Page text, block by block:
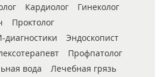
Кардиолог
Гинеколог
Проктолог
диагностики
Эндоскопист
Профпатолог
вода
Лечебная грязь